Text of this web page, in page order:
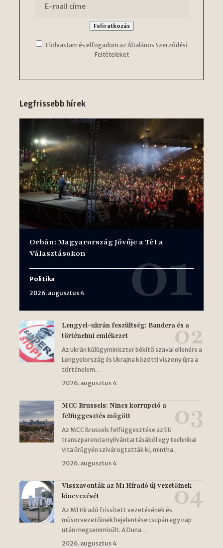
Elolvastam és elfogadom az Általános Szerződési
Feltételeket
Legfrissebb hírek
Orbán: Magyarország Jövője a Tét a
Választásokon
Politika
2026. augusztus 4
Lengyel-ukrán feszültség: Bandera és a
történelmi emlékezet
Az ukrán külügyminiszter békítő szavai ellenére a
Lengyelország és Ukrajna közötti viszony újra a
történelem…
2026. augusztus 4
MCC Brussels: Nincs korrupció a
felfüggesztés mögött
Az MCC Brussels felfüggesztése az EU
transzparencia nyilvántartásából egy technikai
vita ürügyén szivárogtatták ki, mintha…
2026. augusztus 4
Visszavonták az M1 Híradó új vezetőinek
kinevezését
Az M1 Híradó frissített vezetésének és
műsorvezetőinek bejelentése csupán egy nap
után megsemmisült. A Duna…
2026. augusztus 4